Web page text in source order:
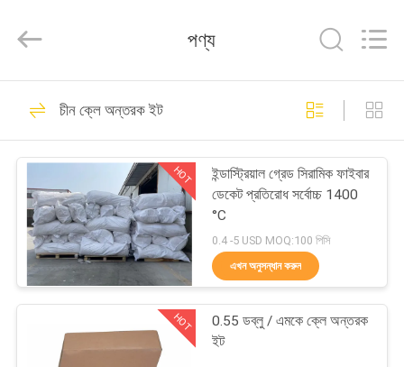
পণ্য
আমাদের
সম্পর্কে
কারখানা
পরিদর্শন
Reserved.
ক্লে রিফ্র্যাক্টরি ইট
77
উচ্চ অ্যালুমিনা প্রতিসরণ ইট
87
পণ্য
চীন ক্লে অন্তরক ইট
HOT
ইন্ডাস্ট্রিয়াল গ্রেড সিরামিক ফাইবার
ডেকেট প্রতিরোধ সর্বোচ্চ 1400
°C
0.4 -5 USD MOQ:100 পিসি
এখন অনুসন্ধান করুন
HOT
0.55 ডব্লু / এমকে ক্লে অন্তরক
ইট